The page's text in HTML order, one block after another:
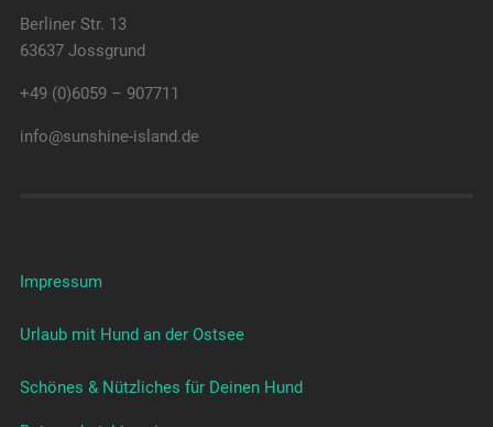
Berliner Str. 13
63637 Jossgrund
+49 (0)6059 – 907711
info@sunshine-island.de
Impressum
Urlaub mit Hund an der Ostsee
Schönes & Nützliches für Deinen Hund